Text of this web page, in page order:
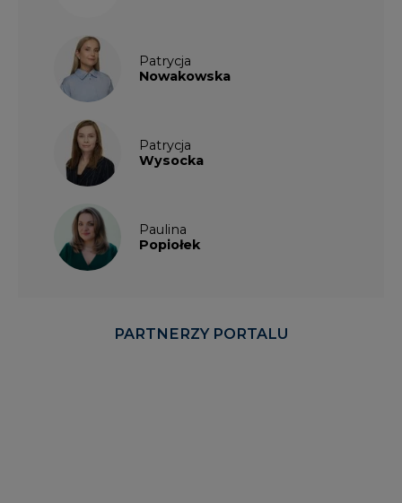
Patrycja
Nowakowska
Patrycja
Wysocka
Paulina
Popiołek
PARTNERZY PORTALU